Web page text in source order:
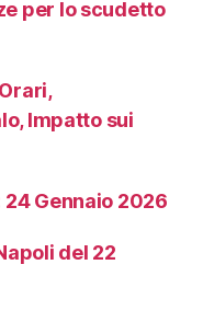
per lo scudetto
Impatto sui
Gennaio 2026
del 22